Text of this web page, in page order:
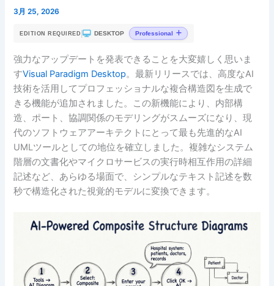
3月 25, 2026
EDITION REQUIRED | DESKTOP Professional
強力なアップデートを発表できることを大変嬉しく思いま
すVisual Paradigm Desktop。最新リリースでは、高度なAI
技術を活用してプロフェッショナルな複合構造図を生成で
きる機能が追加されました。この新機能により、内部構
造、ポート、協調関係のモデリングがスムーズになり、現
代のソフトウェアアーキテクトにとって最も先進的なAI
UMLツールとしての地位を確立しました。複雑なシステム
階層の文書化やマイクロサービスの実行時相互作用の詳細
記述など、あらゆる場面で、シンプルなテキスト記述を数
秒で構造化された視覚的モデルに変換できます。